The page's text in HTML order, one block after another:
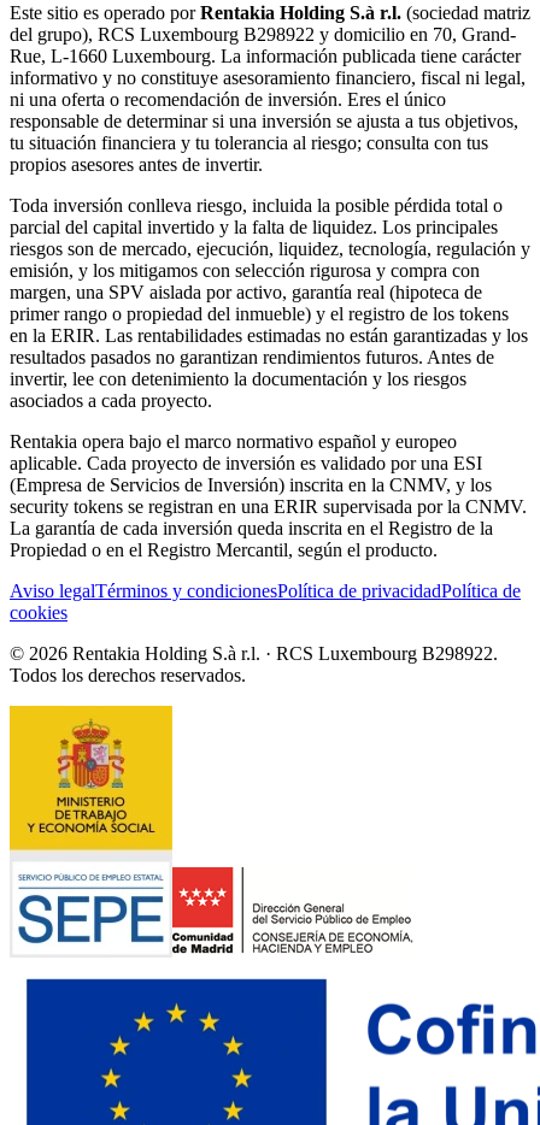
Este sitio es operado porRentakia Holding S.à r.l. (sociedad matriz
del grupo), RCS Luxembourg B298922 y domicilio en 70, Grand-
Rue, L-1660 Luxembourg. La información publicada tiene carácter
informativo y no constituye asesoramiento financiero, fiscal ni legal,
ni una oferta o recomendación de inversión. Eres el único
responsable de determinar si una inversión se ajusta a tus objetivos,
tu situación financiera y tu tolerancia al riesgo; consulta con tus
propios asesores antes de invertir.
Toda inversión conlleva riesgo, incluida la posible pérdida total o
parcial del capital invertido y la falta de liquidez. Los principales
riesgos son de mercado, ejecución, liquidez, tecnología, regulación y
emisión, y los mitigamos con selección rigurosa y compra con
margen, una SPV aislada por activo, garantía real (hipoteca de
primer rango o propiedad del inmueble) y el registro de los tokens
en la ERIR. Las rentabilidades estimadas no están garantizadas y los
resultados pasados no garantizan rendimientos futuros. Antes de
invertir, lee con detenimiento la documentación y los riesgos
asociados a cada proyecto.
Rentakia opera bajo el marco normativo español y europeo
aplicable. Cada proyecto de inversión es validado por una ESI
(Empresa de Servicios de Inversión) inscrita en la CNMV, y los
security tokens se registran en una ERIR supervisada por la CNMV.
La garantía de cada inversión queda inscrita en el Registro de la
Propiedad o en el Registro Mercantil, según el producto.
Aviso legalTérminos y condicionesPolítica de privacidadPolítica de
cookies
© 2026 Rentakia Holding S.à r.l. · RCS Luxembourg B298922.
Todos los derechos reservados.